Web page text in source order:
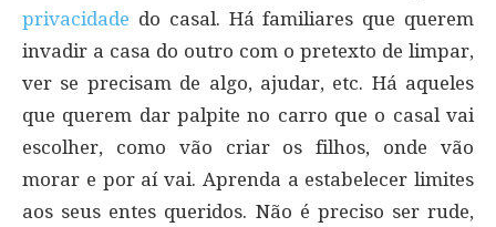
privacidade do casal. Há familiares que querem
invadir a casa do outro com o pretexto de limpar,
ver se precisam de algo, ajudar, etc. Há aqueles
que querem dar palpite no carro que o casal vai
escolher, como vão criar os filhos, onde vão
morar e por aí vai. Aprenda a estabelecer limites
aos seus entes queridos. Não é preciso ser rude,